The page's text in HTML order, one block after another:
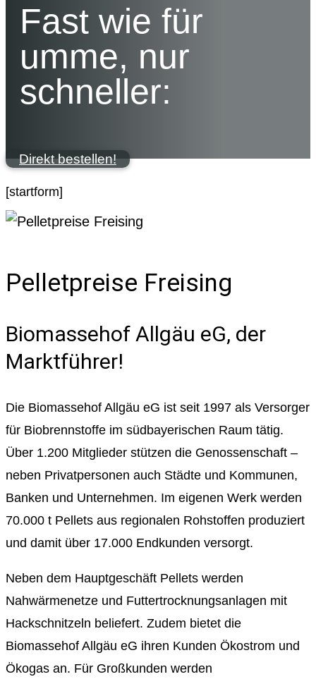
Fast wie für
umme, nur
schneller:
Direkt bestellen!
[startform]
Pelletpreise Freising
Biomassehof Allgäu eG, der
Marktführer!
Die Biomassehof Allgäu eG ist seit 1997 als Versorger
für Biobrennstoffe im südbayerischen Raum tätig.
Über 1.200 Mitglieder stützen die Genossenschaft –
neben Privatpersonen auch Städte und Kommunen,
Banken und Unternehmen. Im eigenen Werk werden
70.000 t Pellets aus regionalen Rohstoffen produziert
und damit über 17.000 Endkunden versorgt.
Neben dem Hauptgeschäft Pellets werden
Nahwärmenetze und Futtertrocknungsanlagen mit
Hackschnitzeln beliefert. Zudem bietet die
Biomassehof Allgäu eG ihren Kunden Ökostrom und
Ökogas an. Für Großkunden werden